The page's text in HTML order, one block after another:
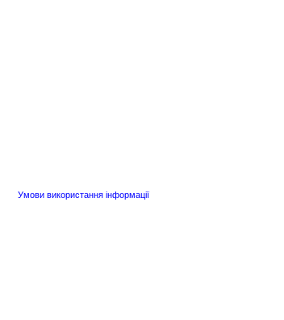
Умови використання інформації